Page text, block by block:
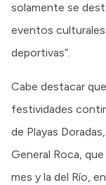
solamente se
eventos
deportivas”.
Cabe destacar
festividades
de Playas
General Roca,
mes y la del Río,